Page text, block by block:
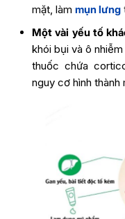
mặt, làm mụn lưng
Một vài yếu tố
khói bụi và ô
thuốc chứa
nguy cơ hình thành